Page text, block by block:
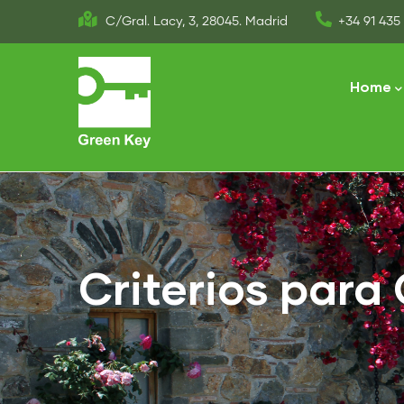
to
C/Gral. Lacy, 3, 28045. Madrid +34 91 435
Home
Criterios para